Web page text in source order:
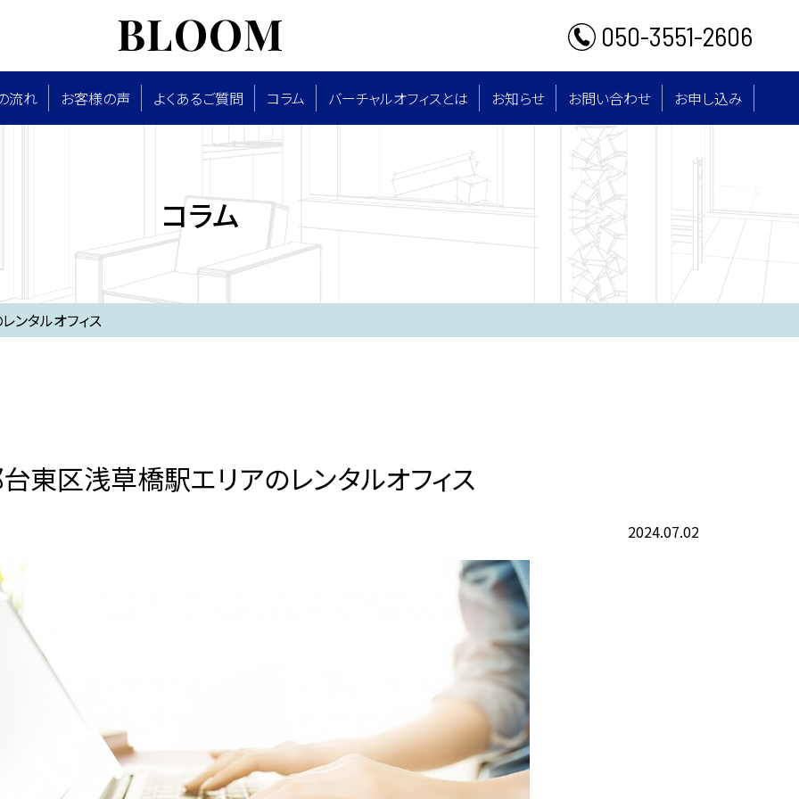
050-3551-2606
流れ お客様の声 よくあるご質問 コラム バーチャルオフィスとは お知らせ お問い合わせ お申し込み
コラム
ンタルオフィス
東区浅草橋駅エリアのレンタルオフィス
2024.07.02